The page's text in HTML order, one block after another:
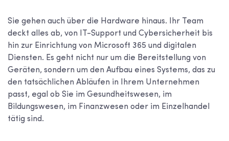
Sie gehen auch über die Hardware hinaus. Ihr Team
deckt alles ab, von IT-Support und Cybersicherheit bis
hin zur Einrichtung von Microsoft 365 und digitalen
Diensten. Es geht nicht nur um die Bereitstellung von
Geräten, sondern um den Aufbau eines Systems, das zu
den tatsächlichen Abläufen in Ihrem Unternehmen
passt, egal ob Sie im Gesundheitswesen, im
Bildungswesen, im Finanzwesen oder im Einzelhandel
tätig sind.